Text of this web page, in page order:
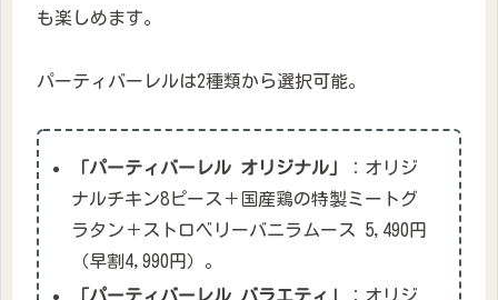
も楽しめます。​
パーティバーレルは2種類から選択可能。
「パーティバーレル オリジナル」
：オリジ
ナルチキン8ピース＋国産鶏の特製ミートグ
ラタン＋ストロベリーバニラムース 5,490円
（早割4,990円）。​
「パーティバーレル バラエティ」
：オリジ